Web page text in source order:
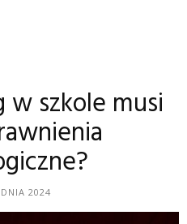
w szkole musi
2024